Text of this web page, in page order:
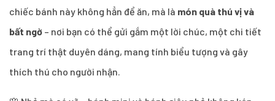
chiếc bánh này không hẳn để ăn, mà là món quà thú vị và
bất ngờ – nơi bạn có thể gửi gắm một lời chúc, một chi tiết
trang trí thật duyên dáng, mang tính biểu tượng và gây
thích thú cho người nhận.